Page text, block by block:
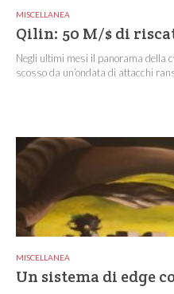
MISCELLANEA
Qilin: 50 M/$ di
Negli ultimi mesi il panorama della
scosso da un’ondata di attacchi
MISCELLANEA
Un sistema di edge